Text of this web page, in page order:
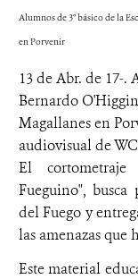
Alumnos de 3° básico de la
en Porvenir
13 de Abr. de 17-.
Bernardo
Magallanes en
audiovisual de
El
Fueguino",
del Fuego y
las amenazas que
Este material